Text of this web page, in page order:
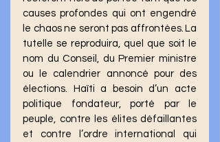
causes profondes qui ont engendré
le chaos ne seront pas affrontées. La
tutelle se reproduira, quel que soit le
nom du Conseil, du Premier ministre
ou le calendrier annoncé pour des
élections. Haïti a besoin d’un acte
politique fondateur, porté par le
peuple, contre les élites défaillantes
et contre l’ordre international qui